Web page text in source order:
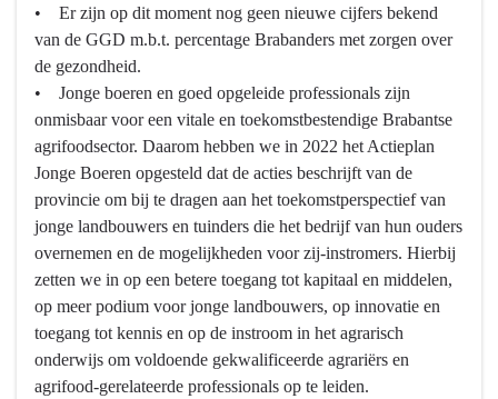
• Er zijn op dit moment nog geen nieuwe cijfers bekend
van de GGD m.b.t. percentage Brabanders met zorgen over
de gezondheid.
• Jonge boeren en goed opgeleide professionals zijn
onmisbaar voor een vitale en toekomstbestendige Brabantse
agrifoodsector. Daarom hebben we in 2022 het Actieplan
Jonge Boeren opgesteld dat de acties beschrijft van de
provincie om bij te dragen aan het toekomstperspectief van
jonge landbouwers en tuinders die het bedrijf van hun ouders
overnemen en de mogelijkheden voor zij-instromers. Hierbij
zetten we in op een betere toegang tot kapitaal en middelen,
op meer podium voor jonge landbouwers, op innovatie en
toegang tot kennis en op de instroom in het agrarisch
onderwijs om voldoende gekwalificeerde agrariërs en
agrifood-gerelateerde professionals op te leiden.